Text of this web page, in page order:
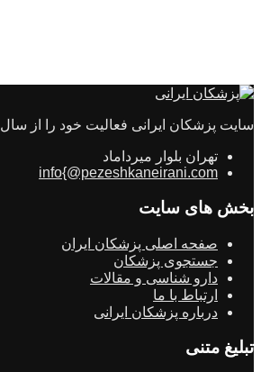
سایت پزشکان ایرانی فعالیت خود را از سال 1392 در راسنای خدمت رسانی به مردم ایران در راستای سلامتی و انتخاب بهترین طبیب راه اندازی شد
تهران بلوار میرداماد
info{@pezeshkaneirani.com
بخش های سایت
صفحه اصلی پزشکان ایران
جستجوی پزشکان
دارو شناسی و مقالات
ارتباط با ما
درباره پزشکان ایرانی
تبلیغ متنی